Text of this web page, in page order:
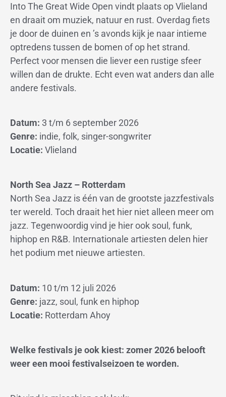
Into The Great Wide Open vindt plaats op Vlieland
en draait om muziek, natuur en rust. Overdag fiets
je door de duinen en ’s avonds kijk je naar intieme
optredens tussen de bomen of op het strand.
Perfect voor mensen die liever een rustige sfeer
willen dan de drukte. Echt even wat anders dan alle
andere festivals.
Datum: 3 t/m 6 september 2026
Genre: indie, folk, singer-songwriter
Locatie: Vlieland
North Sea Jazz – Rotterdam
North Sea Jazz is één van de grootste jazzfestivals
ter wereld. Toch draait het hier niet alleen meer om
jazz. Tegenwoordig vind je hier ook soul, funk,
hiphop en R&B. Internationale artiesten delen hier
het podium met nieuwe artiesten.
Datum: 10 t/m 12 juli 2026
Genre: jazz, soul, funk en hiphop
Locatie: Rotterdam Ahoy
Welke festivals je ook kiest: zomer 2026 belooft
weer een mooi festivalseizoen te worden.